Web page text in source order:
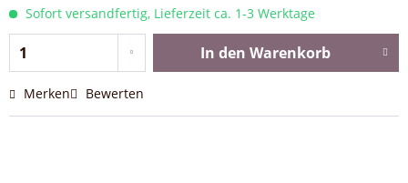
Sofort versandfertig, Lieferzeit ca. 1-3 Werktage
In den Warenkorb
Merken Bewerten